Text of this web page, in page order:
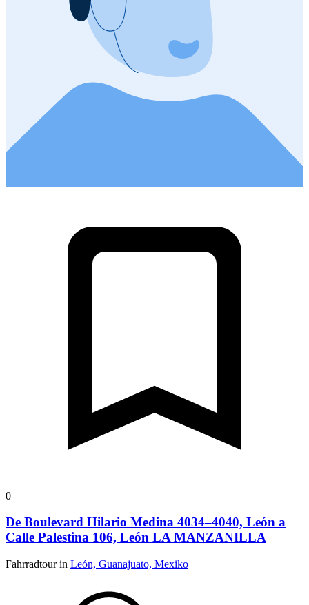
0
De Boulevard Hilario Medina 4034–4040, León a
Calle Palestina 106, León LA MANZANILLA
Fahrradtour in León, Guanajuato, Mexiko